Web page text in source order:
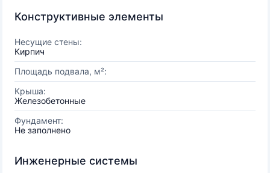
Конструктивные элементы
Несущие стены:
Кирпич
Площадь подвала, м²:
Крыша:
Железобетонные
Фундамент:
Не заполнено
Инженерные системы